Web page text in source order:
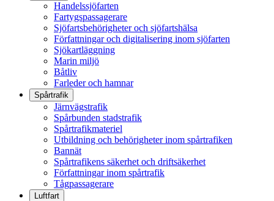
Handelssjöfarten
Fartygspassagerare
Sjöfartsbehörigheter och sjöfartshälsa
Författningar och digitalisering inom sjöfarten
Sjökartläggning
Marin miljö
Båtliv
Farleder och hamnar
Spårtrafik
Järnvägstrafik
Spårbunden stadstrafik
Spårtrafikmateriel
Utbildning och behörigheter inom spårtrafiken
Bannät
Spårtrafikens säkerhet och driftsäkerhet
Författningar inom spårtrafik
Tågpassagerare
Luftfart